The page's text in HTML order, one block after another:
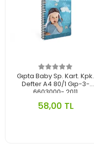
Gıpta Baby Sp. Kart. Kpk.
Defter A4 80/1 Gıp-3-
6603000- 2011
58,00 TL